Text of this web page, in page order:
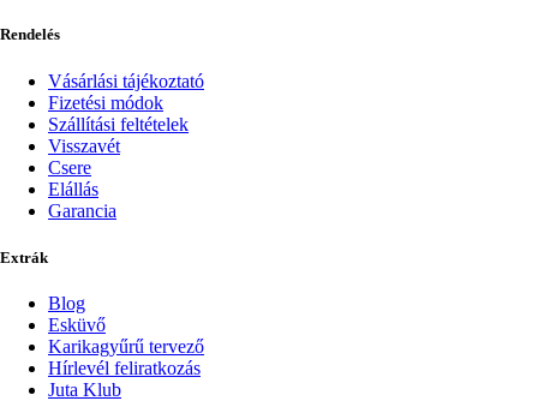
Rendelés
Vásárlási tájékoztató
Fizetési módok
Szállítási feltételek
Visszavét
Csere
Elállás
Garancia
Extrák
Blog
Esküvő
Karikagyűrű tervező
Hírlevél feliratkozás
Juta Klub